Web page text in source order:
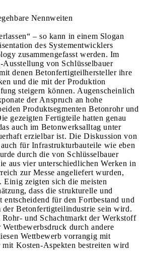
Nennweiten
– so kann in einem Slogan
des Systementwicklers
zusammengefasst werden. Im
Ausstellung von Schlüsselbauer
denen Betonfertigteilhersteller ihre
und die mit der Produktion
steigern können. Augenscheinlich
der Anspruch an hohe
Produktsegmenten Betonrohr und
gezeigten Fertigteile hatten genau
auch im Betonwerksalltag unter
erzielbar ist. Die Diskussion von
für Infrastrukturbauteile wie eben
durch die von Schlüsselbauer
aus vier unterschiedlichen Werken in
zur Messe angeliefert wurden,
Einig zeigten sich die meisten
dass die strukturelle und
für den Fortbestand und
der Betonfertigteilindustrie sein wird.
und Schachtmarkt der Werkstoff
durch andere
Wettbewerb vorrangig mit
Kosten-Aspekten bestreiten wird